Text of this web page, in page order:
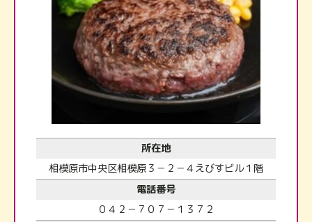
所在地
相模原市中央区相模原３－２－４えびすビル１階
電話番号
０４２－７０７－１３７２